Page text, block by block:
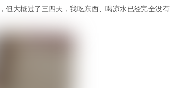
但大概过了三四天，我吃东西、喝凉水已经完全没有